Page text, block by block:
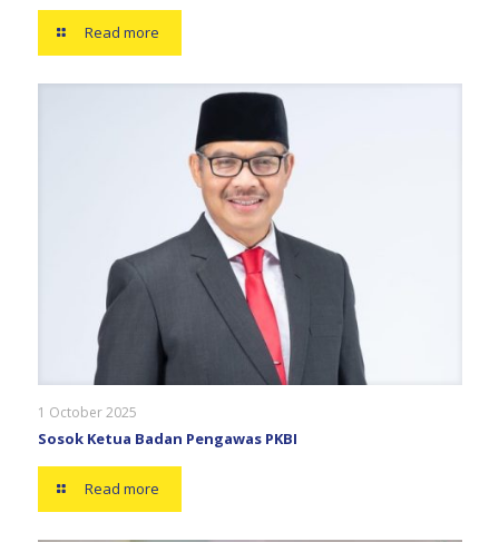
Read more
1 October 2025
Sosok Ketua Badan Pengawas PKBI
Read more